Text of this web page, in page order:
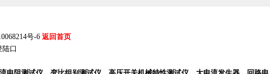
号-6 返回首页
陆口